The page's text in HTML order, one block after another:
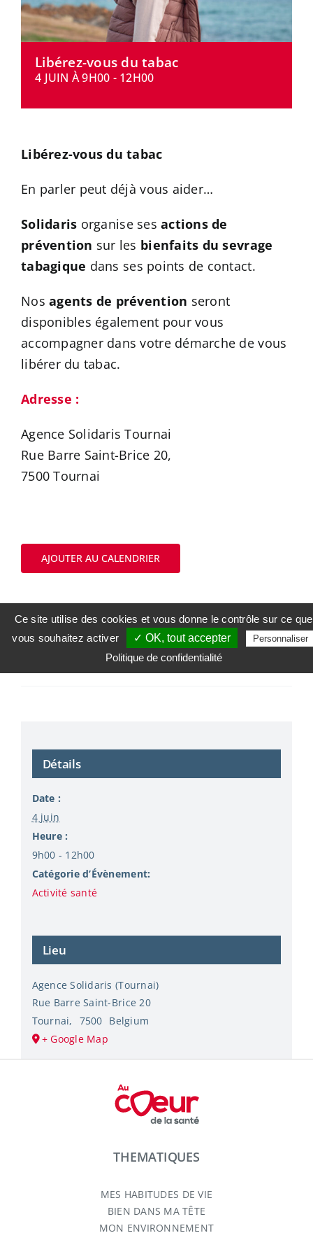
CONTACT
Libérez-vous du tabac
4 JUIN À 9H00 - 12H00
Libérez-vous du tabac
En parler peut déjà vous aider…
Solidaris organise sesactions de
prévention sur les bienfaits du sevrage
tabagique dans ses points de contact.
Nos agents de prévention seront
disponibles également pour vous
accompagner dans votre démarche de vous
libérer du tabac.
Adresse :
Agence Solidaris Tournai
Rue Barre Saint-Brice 20,
7500 Tournai
AJOUTER AU CALENDRIER
Sensibilisation aux maladies
Libérez-vous du
Détails
Date :
4 juin
Heure :
9h00 - 12h00
Catégorie d’Évènement:
Activité santé
Lieu
Agence Solidaris (Tournai)
Rue Barre Saint-Brice 20
Tournai, 7500 Belgium
+ Google Map
THEMATIQUES
MES HABITUDES DE VIE
BIEN DANS MA TÊTE
MON ENVIRONNEMENT
Ce site utilise des cookies et vous donne le contrôle sur ce que
vous souhaitez activer
✓ OK, tout accepter Personnaliser
Politique de confidentialité